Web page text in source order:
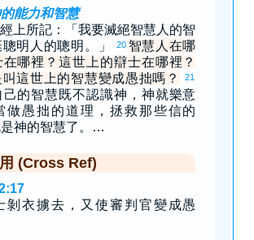
能力和智慧
上所記：「我要滅絕智慧人的智
明人的聰明。」
20 智慧人在哪
哪裡？這世上的辯士在哪裡？
這世上的智慧變成愚拙嗎？
21
己的智慧既不認識神，神就樂意
做愚拙的道理，拯救那些信的
是神的智慧了。…
(Cross Ref)
剝衣擄去，又使審判官變成愚